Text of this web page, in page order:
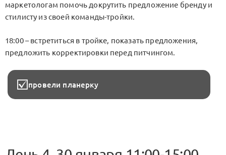
маркетологам помочь докрутить предложение бренду и
стилисту из своей команды-тройки.
18:00 – встретиться в тройке, показать предложения,
предложить корректировки перед питчингом.
провели планерку